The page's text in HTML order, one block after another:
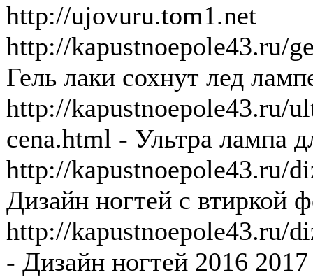
http://ujovuru.tom1.net
http://kapustnoepole43.ru/
Гель лаки сохнут лед
http://kapustnoepole43.ru/
cena.html - Ультра лампа
http://kapustnoepole43.ru/
Дизайн ногтей с втиркой
http://kapustnoepole43.ru/
- Дизайн ногтей 2016